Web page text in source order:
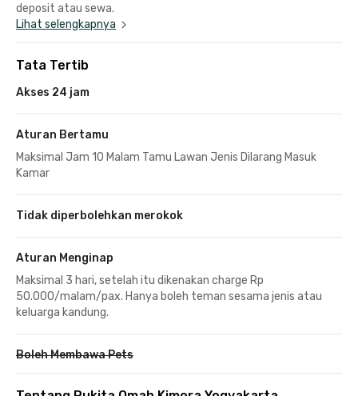
deposit atau sewa.
Lihat selengkapnya
Tata Tertib
Akses 24 jam
Aturan Bertamu
Maksimal Jam 10 Malam Tamu Lawan Jenis Dilarang Masuk
Kamar
Tidak diperbolehkan merokok
Aturan Menginap
Maksimal 3 hari, setelah itu dikenakan charge Rp
50.000/malam/pax. Hanya boleh teman sesama jenis atau
keluarga kandung.
Boleh Membawa Pets